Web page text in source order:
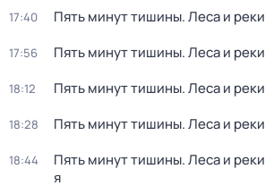
17:40 Пять минут тишины. Леса и реки
17:56 Пять минут тишины. Леса и реки
18:12 Пять минут тишины. Леса и реки
18:28 Пять минут тишины. Леса и реки
18:44 Пять минут тишины. Леса и реки
я